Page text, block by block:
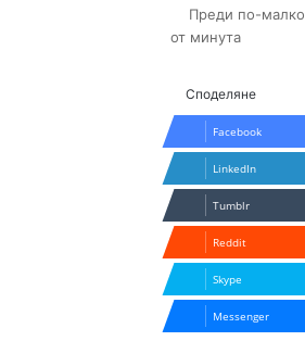
Преди по-малко
от минута
Споделяне
Facebook
LinkedIn
Tumblr
Reddit
Skype
Messenger